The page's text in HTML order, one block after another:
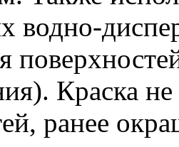
водно-
Краска
ранее